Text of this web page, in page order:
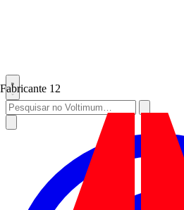
Fabricante 12